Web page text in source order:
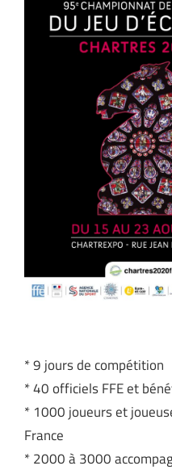
* 9 jours de compétition
* 40 officiels FFE et
* 1000 joueurs et
France
* 2000 à 3000